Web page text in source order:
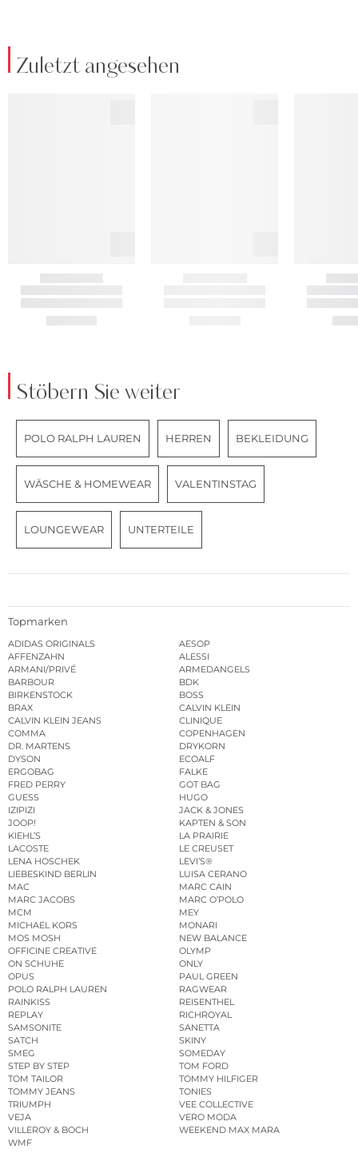
Zuletzt angesehen
Stöbern Sie weiter
POLO RALPH LAUREN HERREN BEKLEIDUNG
WÄSCHE & HOMEWEAR VALENTINSTAG
LOUNGEWEAR UNTERTEILE
Topmarken
ADIDAS ORIGINALS
AESOP
AFFENZAHN
ALESSI
ARMANI/PRIVÉ
ARMEDANGELS
BARBOUR
BDK
BIRKENSTOCK
BOSS
BRAX
CALVIN KLEIN
CALVIN KLEIN JEANS
CLINIQUE
COMMA
COPENHAGEN
DR. MARTENS
DRYKORN
DYSON
ECOALF
ERGOBAG
FALKE
FRED PERRY
GOT BAG
GUESS
HUGO
IZIPIZI
JACK & JONES
JOOP!
KAPTEN & SON
KIEHL’S
LA PRAIRIE
LACOSTE
LE CREUSET
LENA HOSCHEK
LEVI’S®
LIEBESKIND BERLIN
LUISA CERANO
MAC
MARC CAIN
MARC JACOBS
MARC O’POLO
MCM
MEY
MICHAEL KORS
MONARI
MOS MOSH
NEW BALANCE
OFFICINE CREATIVE
OLYMP
ON SCHUHE
ONLY
OPUS
PAUL GREEN
POLO RALPH LAUREN
RAGWEAR
RAINKISS
REISENTHEL
REPLAY
RICHROYAL
SAMSONITE
SANETTA
SATCH
SKINY
SMEG
SOMEDAY
STEP BY STEP
TOM FORD
TOM TAILOR
TOMMY HILFIGER
TOMMY JEANS
TONIES
TRIUMPH
VEE COLLECTIVE
VEJA
VERO MODA
VILLEROY & BOCH
WEEKEND MAX MARA
WMF